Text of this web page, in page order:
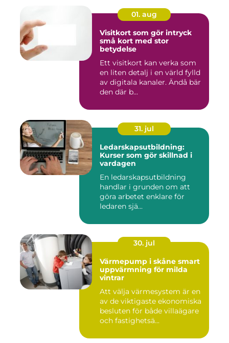
01. aug
Visitkort som gör intryck
små kort med stor
betydelse
Ett visitkort kan verka som
en liten detalj i en värld fylld
av digitala kanaler. Ändå bär
den där b...
31. jul
Ledarskapsutbildning:
Kurser som gör skillnad i
vardagen
En ledarskapsutbildning
handlar i grunden om att
göra arbetet enklare för
ledaren sjä...
30. jul
Värmepump i skåne smart
uppvärmning för milda
vintrar
Att välja värmesystem är en
av de viktigaste ekonomiska
besluten för både villaägare
och fastighetsä...